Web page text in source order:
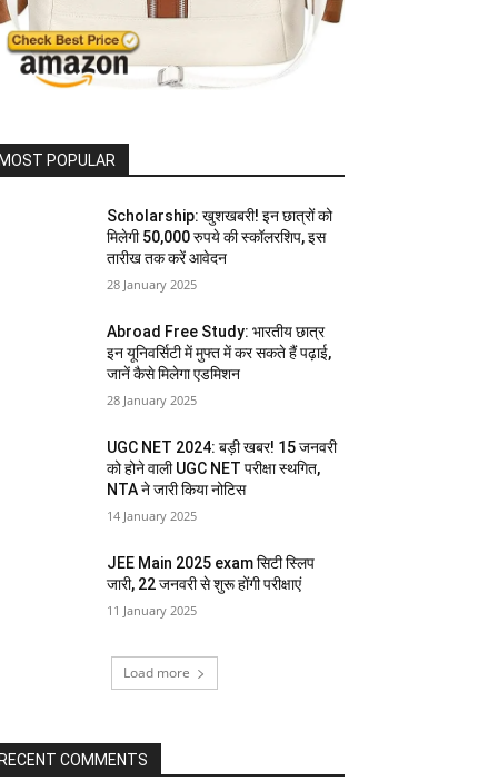
POPULAR
Scholarship: खुशखबरी! इन छात्रों को
मिलेगी 50,000 रुपये की स्कॉलरशिप, इस
तारीख तक करें आवेदन
28 January 2025
Abroad Free Study: भारतीय छात्र
इन यूनिवर्सिटी में मुफ्त में कर सकते हैं पढ़ाई,
जानें कैसे मिलेगा एडमिशन
28 January 2025
UGC NET 2024: बड़ी खबर! 15 जनवरी
को होने वाली UGC NET परीक्षा स्थगित,
NTA ने जारी किया नोटिस
14 January 2025
JEE Main 2025 exam सिटी स्लिप
जारी, 22 जनवरी से शुरू होंगी परीक्षाएं
11 January 2025
Load more
COMMENTS